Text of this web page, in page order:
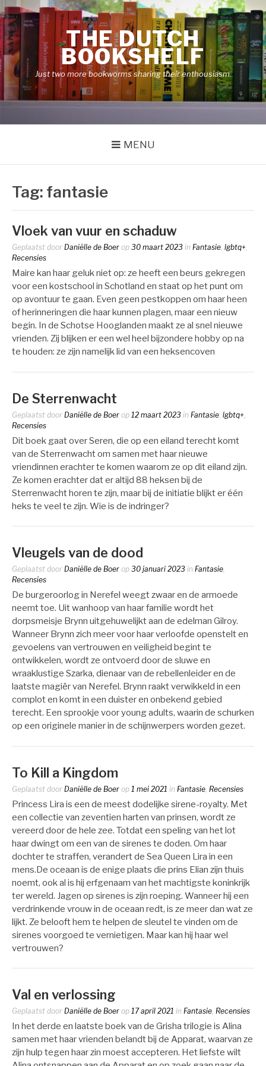
Naar
de
inhoud
springen
THE DUTCH
BOOKSHELF
Just two more bookworms sharing their enthousiasm.
MENU
Tag: fantasie
Vloek van vuur en schaduw
Geplaatst door Daniëlle de Boer op 30 maart 2023 in Fantasie, lgbtq+,
Recensies
Maire kan haar geluk niet op: ze heeft een beurs gekregen
voor een kostschool in Schotland en staat op het punt om
op avontuur te gaan. Even geen pestkoppen om haar heen
of herinneringen die haar kunnen plagen, maar een nieuw
begin. In de Schotse Hooglanden maakt ze al snel nieuwe
vrienden. Zij blijken er een wel heel bijzondere hobby op na
te houden: ze zijn namelijk lid van een heksencoven
De Sterrenwacht
Geplaatst door Daniëlle de Boer op 12 maart 2023 in Fantasie lgbtq+
Recensies
Dit boek gaat over Seren, die op een eiland terecht komt
van de Sterrenwacht om samen met haar nieuwe
vriendinnen erachter te komen waarom ze op dit eiland zijn.
Ze komen erachter dat er altijd 88 heksen bij de
Sterrenwacht horen te zijn, maar bij de initiatie blijkt er één
heks te veel te zijn. Wie is de indringer?
Vleugels van de dood
Geplaatst door Daniëlle de Boer op 30 januari 2023 in Fantasie,
Recensies
De burgeroorlog in Nerefel weegt zwaar en de armoede
neemt toe. Uit wanhoop van haar familie wordt het
dorpsmeisje Brynn uitgehuwelijkt aan de edelman Gilroy.
Wanneer Brynn zich meer voor haar verloofde openstelt en
gevoelens van vertrouwen en veiligheid begint te
ontwikkelen, wordt ze ontvoerd door de sluwe en
wraaklustige Szarka, dienaar van de rebellenleider en de
laatste magiër van Nerefel. Brynn raakt verwikkeld in een
complot en komt in een duister en onbekend gebied
terecht. Een sprookje voor young adults, waarin de schurken
op een originele manier in de schijnwerpers worden gezet.
To Kill a Kingdom
Geplaatst door Daniëlle de Boer op 1 mei 2021 in Fantasie Recensies
Princess Lira is een de meest dodelijke sirene-royalty. Met
een collectie van zeventien harten van prinsen, wordt ze
vereerd door de hele zee. Totdat een speling van het lot
haar dwingt om een van de sirenes te doden. Om haar
dochter te straffen, verandert de Sea Queen Lira in een
mens.De oceaan is de enige plaats die prins Elian zijn thuis
noemt, ook al is hij erfgenaam van het machtigste koninkrijk
ter wereld. Jagen op sirenes is zijn roeping. Wanneer hij een
verdrinkende vrouw in de oceaan redt, is ze meer dan wat ze
lijkt. Ze belooft hem te helpen de sleutel te vinden om de
sirenes voorgoed te vernietigen. Maar kan hij haar wel
vertrouwen?
Val en verlossing
Geplaatst door Daniëlle de Boer op 17 april 2021 in Fantasie, Recensies
In het derde en laatste boek van de Grisha trilogie is Alina
samen met haar vrienden belandt bij de Apparat, waarvan ze
zijn hulp tegen haar zin moest accepteren. Het liefste wilt